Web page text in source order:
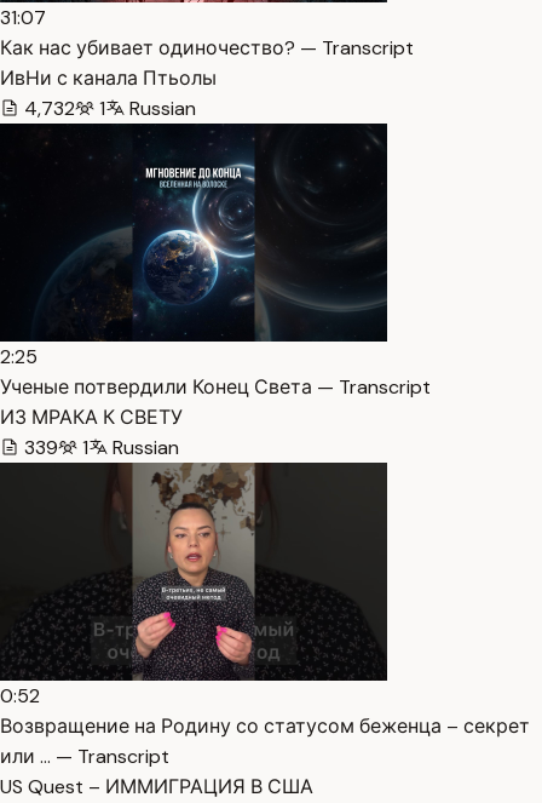
31:07
Как нас убивает одиночество? — Transcript
ИвНи с канала Птьолы
4,732
1 Russian
2:25
Ученые потвердили Конец Света — Transcript
ИЗ МРАКА К СВЕТУ
339
1 Russian
0:52
Возвращение на Родину со статусом беженца – секрет
или … — Transcript
US Quest – ИММИГРАЦИЯ В США